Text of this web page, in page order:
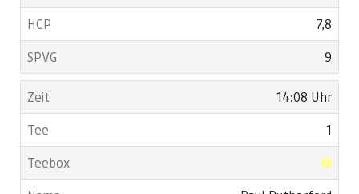
7,8
9
14:08 Uhr
1